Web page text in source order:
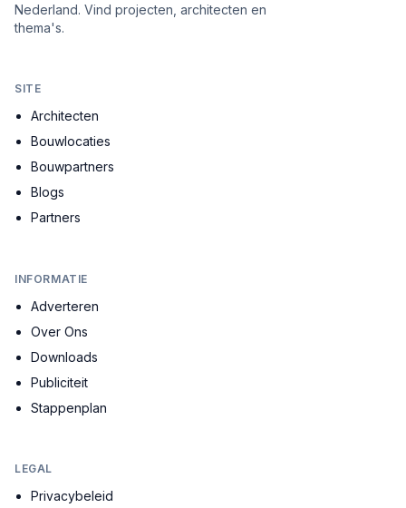
Nederland. Vind projecten, architecten en
thema's.
SITE
Architecten
Bouwlocaties
Bouwpartners
Blogs
Partners
INFORMATIE
Adverteren
Over Ons
Downloads
Publiciteit
Stappenplan
LEGAL
Privacybeleid